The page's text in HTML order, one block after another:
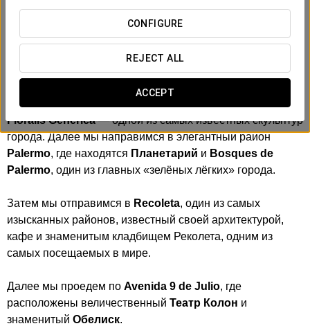
CONFIGURE
REJECT ALL
ACCEPT
Экскурсия по городу
Откройте для себя красоту и магию Буэнос-Айреса во
время полного панорамного тура по его самым
знаковым районам.
Отправляясь из отеля, мы сделаем первую остановку у
Floralis Genérica— одной из самых известных скульптур
города. Далее мы направимся в элегантный район
Palermo, где находятся Планетарий и Bosques de
Palermo, один из главных «зелёных лёгких» города.
Затем мы отправимся в Recoleta, один из самых
изысканных районов, известный своей архитектурой,
кафе и знаменитым кладбищем Реколета, одним из
самых посещаемых в мире.
Далее мы проедем по Avenida 9 de Julio, где
расположены величественный Театр Колон и
знаменитый Обелиск.